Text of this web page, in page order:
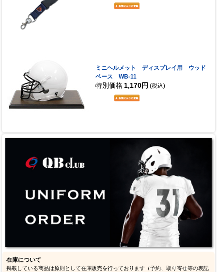
ミニヘルメット ディスプレイ用 ウッド
ベース WB-11
特別価格 1,170円 (税込)
在庫について
掲載している商品は原則として在庫販売を行っております（予約、取り寄せ等の表記